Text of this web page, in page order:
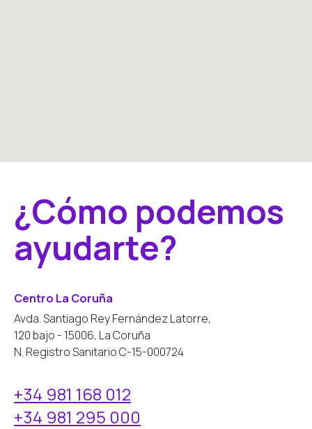
¿Cómo podemos
ayudarte?
Centro La Coruña
Avda. Santiago Rey Fernández Latorre,
120 bajo - 15006, La Coruña
N. Registro Sanitario C-15-000724
+34 981 168 012
+34 981 295 000